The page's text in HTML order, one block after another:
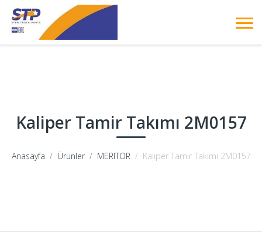
Kaliper Tamir Takımı 2M0157
Anasayfa Ürünler MERITOR Kaliper Tamir Takımı 2M0157